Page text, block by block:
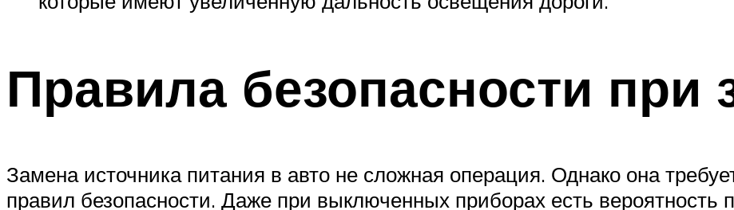
Правила безопасности при
Замена источника питания в авто не сложная операция. Однако она
правил безопасности. Даже при выключенных приборах есть вероятность